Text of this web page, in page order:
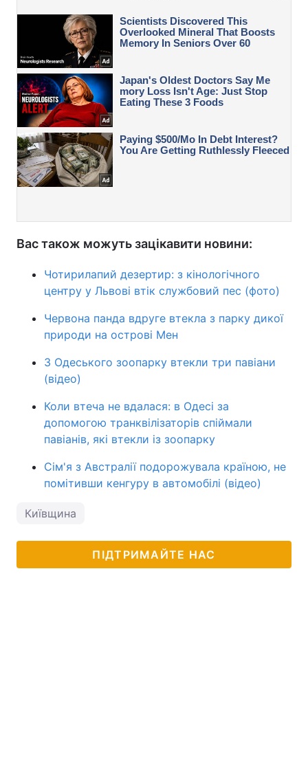
Вас також можуть зацікавити новини:
Чотирилапий дезертир: з кінологічного
центру у Львові втік службовий пес (фото)
Червона панда вдруге втекла з парку дикої
природи на острові Мен
З Одеського зоопарку втекли три павіани
(відео)
Коли втеча не вдалася: в Одесі за
допомогою транквілізаторів спіймали
павіанів, які втекли із зоопарку
Сім'я з Австралії подорожувала країною, не
помітивши кенгуру в автомобілі (відео)
Київщина
ПІДТРИМАЙТЕ НАС